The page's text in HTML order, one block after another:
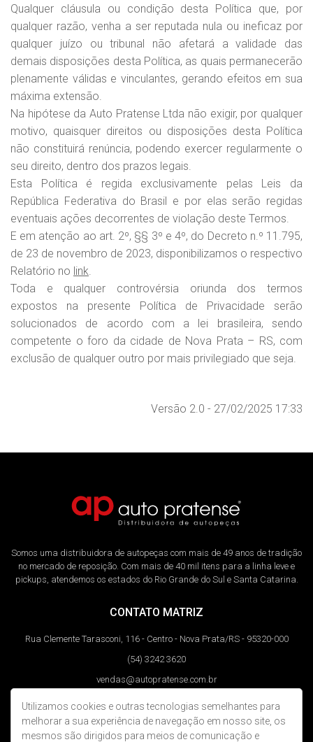
Qualquer cláusula ou condição desta Política que, por
qualquer razão, venha a ser reputada nula ou ineficaz por
qualquer juízo ou tribunal não afetará a validade das
demais disposições desta Política, as quais permanecerão
plenamente válidas e vinculantes, gerando efeitos em sua
máxima extensão.
Na hipótese da Auto Pratense Ltda não exigir, por qualquer
motivo, quaisquer direitos ou disposições desta Política
não constituirá renúncia, podendo exercer regularmente o
seu direito, dentro dos prazos legais.
Esta Política é regida exclusivamente pelas Leis da
República Federativa do Brasil e por elas serão regidas
eventuais ações decorrentes de violação deste Termos.
E em atenção ao art. 2º, §§ 3º e 4º, do Decreto n.º 11.795,
de 23 de novembro de 2023, disponibilizamos o respectivo
Relatório no link.
Toda e qualquer controvérsia oriunda dos termos
expostos na presente Política de Privacidade serão
solucionados de acordo com a lei brasileira, sendo
competente o foro da cidade de Nova Prata – RS, com
exclusão de qualquer outro por mais privilegiado que seja.
Versão 2.0 - 27/02/2025 17:33
Somos uma distribuidora de autopeças com mais de 49 anos de tradição
no mercado de reposição. Com mais de 40 mil itens para a linha leve e
pickups, atendemos os estados do Rio Grande do Sul e Santa Catarina.
CONTATO MATRIZ
Rua Clemente Tarasconi, 116 - Centro - Nova Prata/RS - 95320-000
(54) 3242 3620
vendas@autopratense.com.br
REDES SOCIAIS
Utilizamos cookies e outras tecnologias semelhantes para
melhorar a sua experiência de navegação em nosso site, os
mesmos são dirigidos para meios de comunicação e